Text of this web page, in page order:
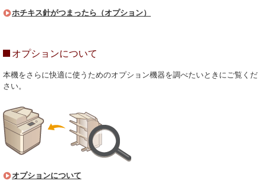
ホチキス針がつまったら（オプション）
オプションについて
本機をさらに快適に使うためのオプション機器を調べたいときにご覧くだ
さい。
オプションについて